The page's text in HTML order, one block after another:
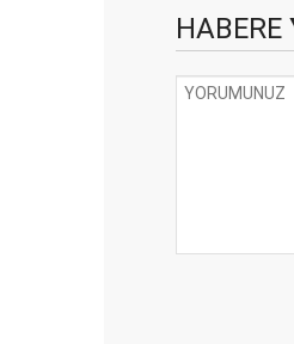
HABERE